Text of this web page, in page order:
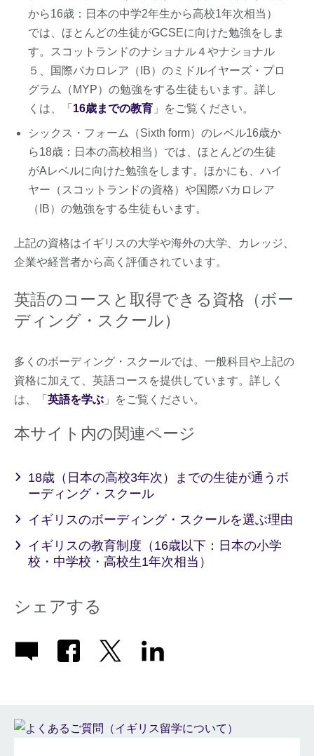
から16歳：日本の中学2年生から高校1年次相当​​）
では、ほとんどの生徒がGCSEに向けた勉強をしま
す。スコットランドのナショナル４やナショナル
５、国際バカロレア（IB）のミドルイヤーズ・プロ
グラム（MYP）の勉強をする生徒もいます。詳し
くは、「 16歳までの教育 」をご覧ください。
シックス・フォーム（Sixth form）のレベル16歳か
ら18歳：日本の高校相当）​​では、ほとんどの生徒
がAレベルに向けた勉強をします。ほかにも、ハイ
ヤー（スコットランドの資格）や国際バカロレア
（IB）の勉強をする生徒もいます。
上記の資格はイギリスの大学や海外の大学、カレッジ、
企業や経営者から高く評価されています。
英語のコースと取得できる資格（ボー
ディング・スクール）
多くのボーディング・スクールでは、​​一般科目や上記の
資格に加えて、英語コースを提供しています。詳しく
は、「 英語を学ぶ 」をご覧ください。
本サイト内の関連ページ
18歳（日本の高校3年次）までの生徒が通うボ
ーディング・スクール
イギリスのボーディング・スクールを選ぶ理由
イギリスの教育制度（16歳以下：日本の小学
校・中学校・高校生1年次相当）
シェアする